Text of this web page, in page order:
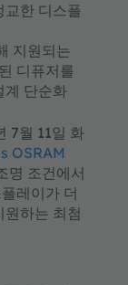
교한 디스플
지원되는
디퓨저를
계 단순화
7월 11일 화
OSRAM
명 조건에서
레이가 더
하는 최첨